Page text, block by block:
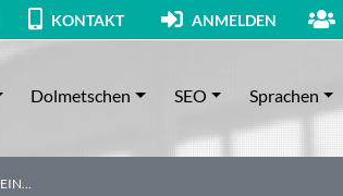
KONTAKT ANMELDEN
Dolmetschen SEO Sprachen